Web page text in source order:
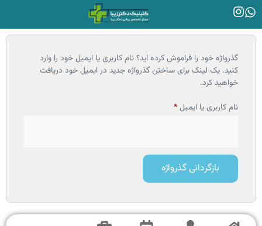
گذرواژه خود را فراموش کرده اید؟ نام کاربری یا ایمیل خود را وارد
کنید. یک لینک برای ساختن گذرواژه جدید در ایمیل خود دریافت
خواهید کرد.
نام کاربری یا ایمیل*
بازگردانی گذرواژه